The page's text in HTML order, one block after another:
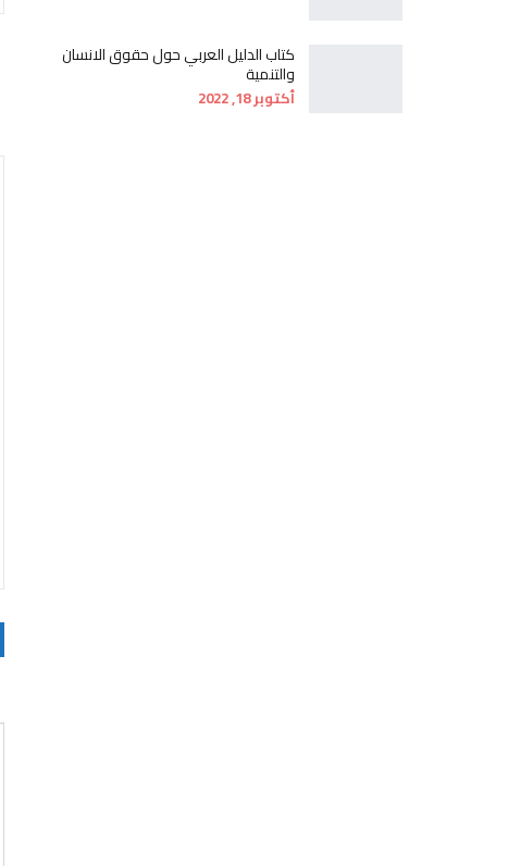
كتاب الدليل العربي حول حقوق الانسان
والتنمية
أكتوبر 18, 2022